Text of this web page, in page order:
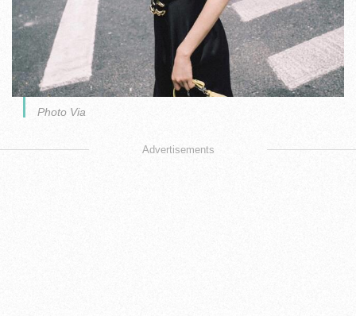
Photo Via
Advertisements